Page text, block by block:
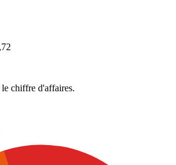
chiffre d'affaires.